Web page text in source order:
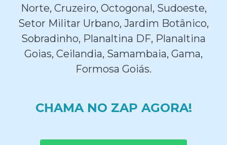
Norte, Cruzeiro, Octogonal, Sudoeste,
Setor Militar Urbano, Jardim Botânico,
Sobradinho, Planaltina DF, Planaltina
Goias, Ceilandia, Samambaia, Gama,
Formosa Goiás.
CHAMA NO ZAP AGORA!